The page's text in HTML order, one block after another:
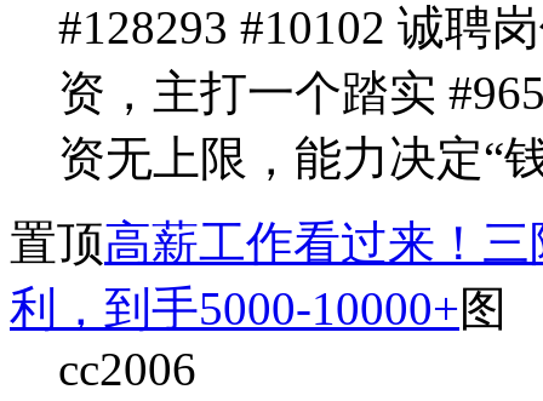
#128293 #10102 诚聘
资，主打一个踏实
资无上限，能力决定“
置顶高薪工作看过来！
利，到手5000-10000+图
cc2006